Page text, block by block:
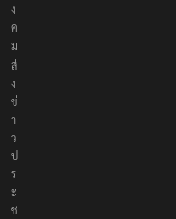
ง
ค
ม
ส่
ง
ข่
า
ว
ป
ร
ะ
ช